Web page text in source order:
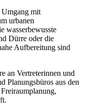
Umgang mit
urbanen
wasserbewusste
Dürre oder die
Aufbereitung sind
an Vertreterinnen und
Planungsbüros aus den